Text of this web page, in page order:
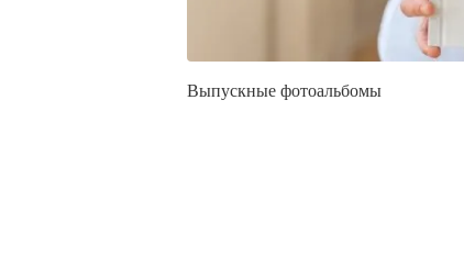
Выпускные фотоальбомы